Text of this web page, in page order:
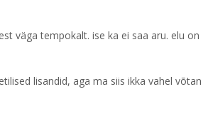
väga tempokalt. ise ka ei saa aru. elu on
lisandid, aga ma siis ikka vahel võtan